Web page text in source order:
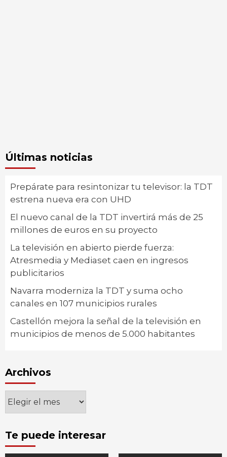
Últimas noticias
Prepárate para resintonizar tu televisor: la TDT
estrena nueva era con UHD
El nuevo canal de la TDT invertirá más de 25
millones de euros en su proyecto
La televisión en abierto pierde fuerza:
Atresmedia y Mediaset caen en ingresos
publicitarios
Navarra moderniza la TDT y suma ocho
canales en 107 municipios rurales
Castellón mejora la señal de la televisión en
municipios de menos de 5.000 habitantes
Archivos
Archivos
Te puede interesar